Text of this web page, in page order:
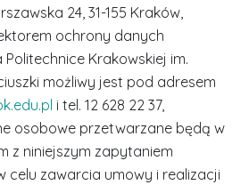
24, 31-155 Kraków,
ochrony danych
Krakowskiej im.
możliwy jest pod adresem
i tel. 12 628 22 37,
osobowe przetwarzane będą w
z niniejszym zapytaniem
celu zawarcia umowy i realizacji